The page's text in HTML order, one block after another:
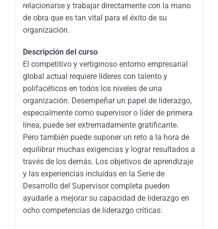
relacionarse y trabajar directamente con la mano
de obra que es tan vital para el éxito de su
organización.
Descripción del curso
El competitivo y vertiginoso entorno empresarial
global actual requiere líderes con talento y
polifacéticos en todos los niveles de una
organización. Desempeñar un papel de liderazgo,
especialmente como supervisor o líder de primera
línea, puede ser extremadamente gratificante.
Pero también puede suponer un reto a la hora de
equilibrar muchas exigencias y lograr resultados a
través de los demás. Los objetivos de aprendizaje
y las experiencias incluidas en la Serie de
Desarrollo del Supervisor completa pueden
ayudarle a mejorar su capacidad de liderazgo en
ocho competencias de liderazgo críticas: